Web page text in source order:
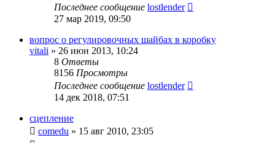
Последнее сообщение lostlender
27 мар 2019, 09:50
вопрос о регулировочных шайбах в коробку
vitali » 26 июн 2013, 10:24
8 Ответы
8156 Просмотры
Последнее сообщение lostlender
14 дек 2018, 07:51
сцепление
comedu » 15 авг 2010, 23:05